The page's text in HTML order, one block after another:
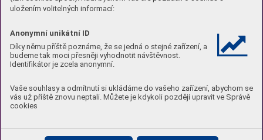
uložením volitelných informací:
Anonymní unikátní ID
Díky němu příště poznáme, že se jedná o stejné zařízení, a
budeme tak moci přesněji vyhodnotit návštěvnost.
Identifikátor je zcela anonymní.
Vaše souhlasy a odmítnutí si ukládáme do vašeho zařízení, abychom se
vás už příště znovu neptali. Můžete je kdykoli později upravit ve Správě
cookies